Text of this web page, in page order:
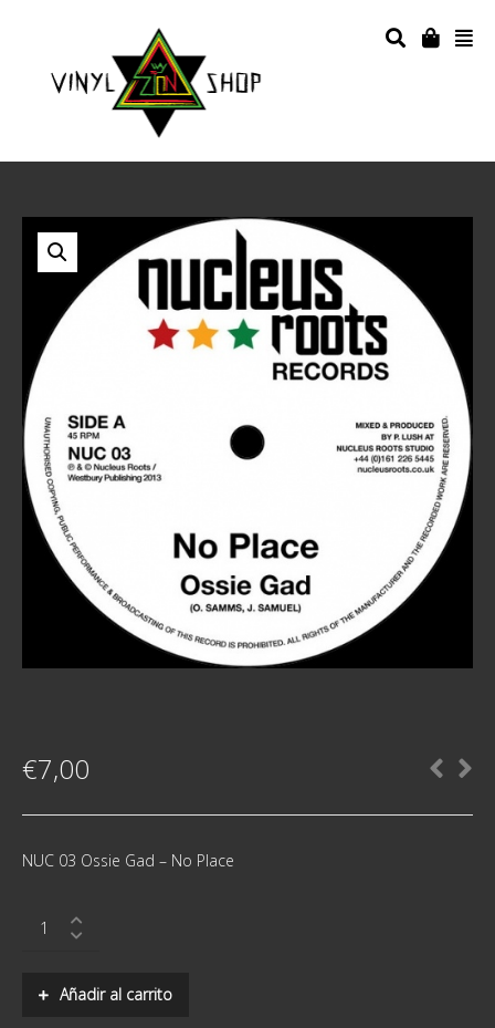
€7,00
NUC 03 Ossie Gad ‎– No Place
Gad
Place Añadir al carrito